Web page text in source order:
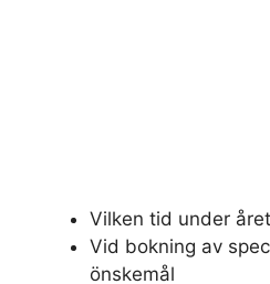
Vilken tid under
Vid bokning av
önskemål